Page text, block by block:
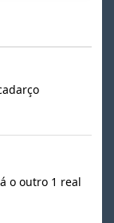
o outro 1 real